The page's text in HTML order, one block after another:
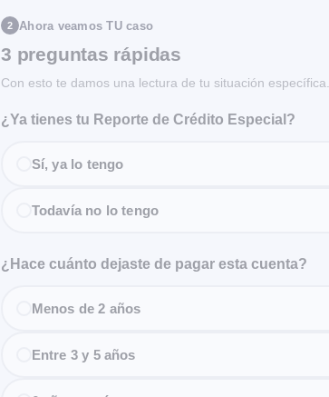
2 Ahora veamos TU caso
3 preguntas rápidas
Con esto te damos una lectura de tu situación específica.
¿Ya tienes tu Reporte de Crédito Especial?
Sí, ya lo tengo
Todavía no lo tengo
¿Hace cuánto dejaste de pagar esta cuenta?
Menos de 2 años
Entre 3 y 5 años